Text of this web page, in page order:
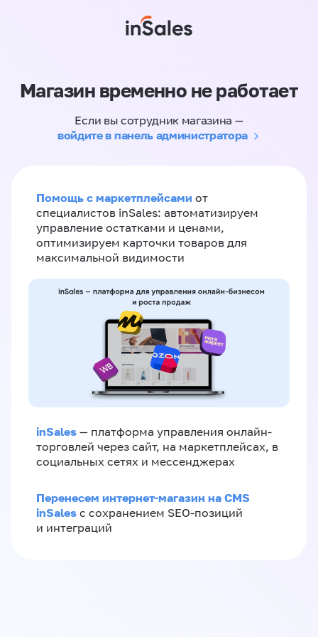
Магазин временно не работает
Если вы сотрудник магазина —
войдите в панель администратора
Помощь с маркетплейсами от
специалистов inSales: автоматизируем
управление остатками и ценами,
оптимизируем карточки товаров для
максимальной видимости
inSales — платформа управления онлайн-
торговлей через сайт, на маркетплейсах, в
социальных сетях и мессенджерах
Перенесем интернет-магазин на CMS
inSales с сохранением SEO-позиций
и интеграций